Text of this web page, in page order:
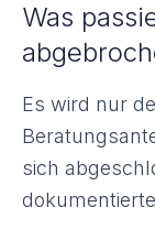
Was
Es wird nur
sich